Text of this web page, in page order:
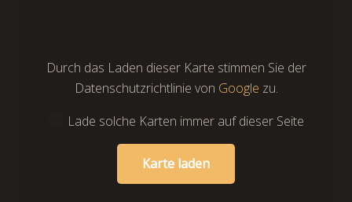
Durch das Laden dieser Karte stimmen Sie der
Datenschutzrichtlinie von Google zu.
Lade solche Karten immer auf dieser Seite
Karte laden